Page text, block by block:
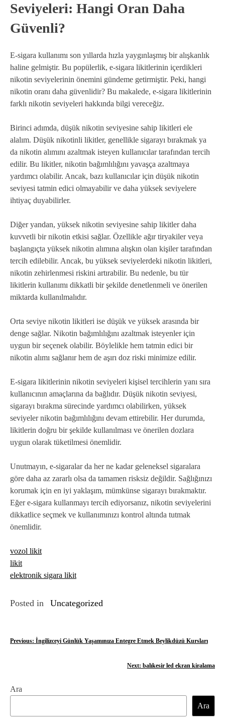
Seviyeleri: Hangi Oran Daha
Güvenli?
E-sigara kullanımı son yıllarda hızla yaygınlaşmış bir alışkanlık
haline gelmiştir. Bu popülerlik, e-sigara likitlerinin içerdikleri
nikotin seviyelerinin önemini gündeme getirmiştir. Peki, hangi
nikotin oranı daha güvenlidir? Bu makalede, e-sigara likitlerinin
farklı nikotin seviyeleri hakkında bilgi vereceğiz.
Birinci adımda, düşük nikotin seviyesine sahip likitleri ele
alalım. Düşük nikotinli likitler, genellikle sigarayı bırakmak ya
da nikotin alımını azaltmak isteyen kullanıcılar tarafından tercih
edilir. Bu likitler, nikotin bağımlılığını yavaşça azaltmaya
yardımcı olabilir. Ancak, bazı kullanıcılar için düşük nikotin
seviyesi tatmin edici olmayabilir ve daha yüksek seviyelere
ihtiyaç duyabilirler.
Diğer yandan, yüksek nikotin seviyesine sahip likitler daha
kuvvetli bir nikotin etkisi sağlar. Özellikle ağır tiryakiler veya
başlangıçta yüksek nikotin alımına alışkın olan kişiler tarafından
tercih edilebilir. Ancak, bu yüksek seviyelerdeki nikotin likitleri,
nikotin zehirlenmesi riskini artırabilir. Bu nedenle, bu tür
likitlerin kullanımı dikkatli bir şekilde denetlenmeli ve önerilen
miktarda kullanılmalıdır.
Orta seviye nikotin likitleri ise düşük ve yüksek arasında bir
denge sağlar. Nikotin bağımlılığını azaltmak isteyenler için
uygun bir seçenek olabilir. Böylelikle hem tatmin edici bir
nikotin alımı sağlanır hem de aşırı doz riski minimize edilir.
E-sigara likitlerinin nikotin seviyeleri kişisel tercihlerin yanı sıra
kullanıcının amaçlarına da bağlıdır. Düşük nikotin seviyesi,
sigarayı bırakma sürecinde yardımcı olabilirken, yüksek
seviyeler nikotin bağımlılığını devam ettirebilir. Her durumda,
likitlerin doğru bir şekilde kullanılması ve önerilen dozlara
uygun olarak tüketilmesi önemlidir.
Unutmayın, e-sigaralar da her ne kadar geleneksel sigaralara
göre daha az zararlı olsa da tamamen risksiz değildir. Sağlığınızı
korumak için en iyi yaklaşım, mümkünse sigarayı bırakmaktır.
Eğer e-sigara kullanmayı tercih ediyorsanız, nikotin seviyelerini
dikkatlice seçmek ve kullanımınızı kontrol altında tutmak
önemlidir.
vozol likit
likit
elektronik sigara likit
Posted in Uncategorized
Y
ı
g
Previous: İngilizceyi Günlük Yaşamınıza Entegre Etmek Beylikdüzü Kursları
Next: balıkesir led ekran kiralama
Ara
Ara